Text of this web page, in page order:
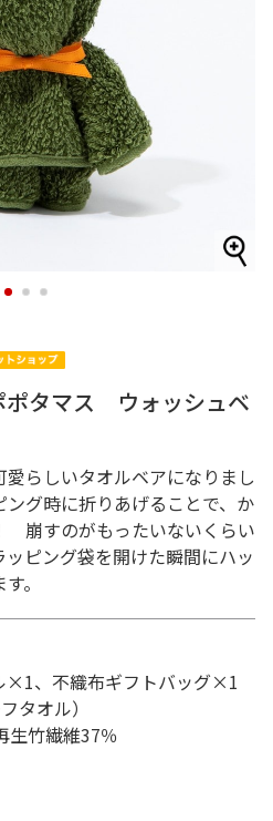
1 2 3
タマス ウォッシュベ
愛らしいタオルベアになりまし
グ時に折りあげることで、か
崩すのがもったいないくらい
ピング袋を開けた瞬間にハッ
。
×1、不織布ギフトバッグ×1
タオル）
竹繊維37％